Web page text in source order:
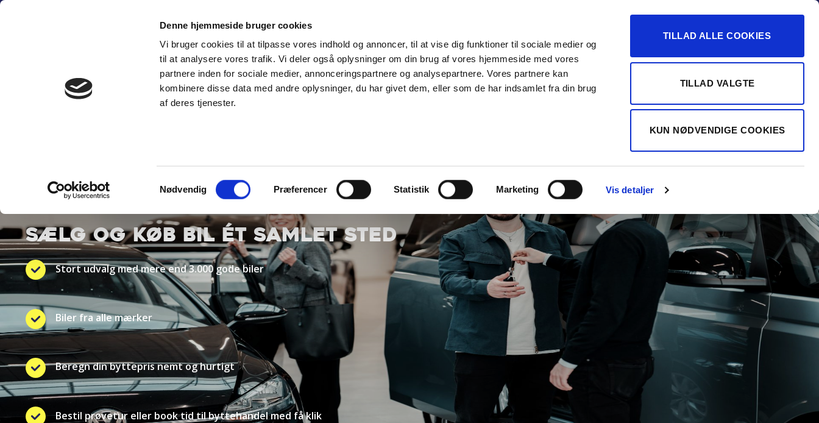
Denne hjemmeside bruger cookies
Vi bruger cookies til at tilpasse vores indhold og annoncer, til at vise dig funktioner til sociale medier og
til at analysere vores trafik. Vi deler også oplysninger om din brug af vores hjemmeside med vores
partnere inden for sociale medier, annonceringspartnere og analysepartnere. Vores partnere kan
kombinere disse data med andre oplysninger, du har givet dem, eller som de har indsamlet fra din brug
af deres tjenester.
Samtykkevalg
Nødvendig Præferencer Statistik Marketing Vis detaljer
TILLAD ALLE COOKIES
TILLAD VALGTE
KUN NØDVENDIGE COOKIES
Fortsæt
SÆLG PERSONBIL SÆLG VAREBIL KØB BIL KONTAKT OS ARTIKLER FIND FORHANDLER Vurdér min bil
BYT TIL NYT
SÆLG OG KØB BIL ÉT SAMLET STED
Stort udvalg med mere end 3.000 gode biler
Biler fra alle mærker
Beregn din byttepris nemt og hurtigt
Bestil prøvetur eller book tid til byttehandel med få klik